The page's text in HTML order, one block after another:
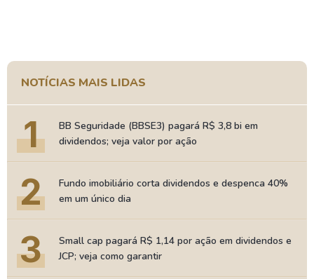
NOTÍCIAS MAIS LIDAS
1
BB Seguridade (BBSE3) pagará R$ 3,8 bi em
dividendos; veja valor por ação
2
Fundo imobiliário corta dividendos e despenca 40%
em um único dia
3
Small cap pagará R$ 1,14 por ação em dividendos e
JCP; veja como garantir